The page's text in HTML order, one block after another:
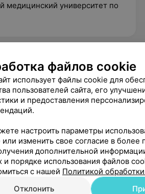
медицинский университет по
Рекомендую
файлов cookie
использует файлы cookie для
пользователей сайта, его
и предоставления
настроить параметры
изменить свое согласие в более
дополнительной
и порядке использования файлов
с нашей Политикой
Отклонить